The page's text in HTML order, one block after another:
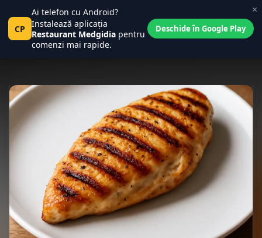
Central Place
Tanța și Costel
0
Pct 0
×
CP
Ai telefon cu Android?
Instalează aplicația
Restaurant Medgidia pentru
comenzi mai rapide.
Deschide în Google Play